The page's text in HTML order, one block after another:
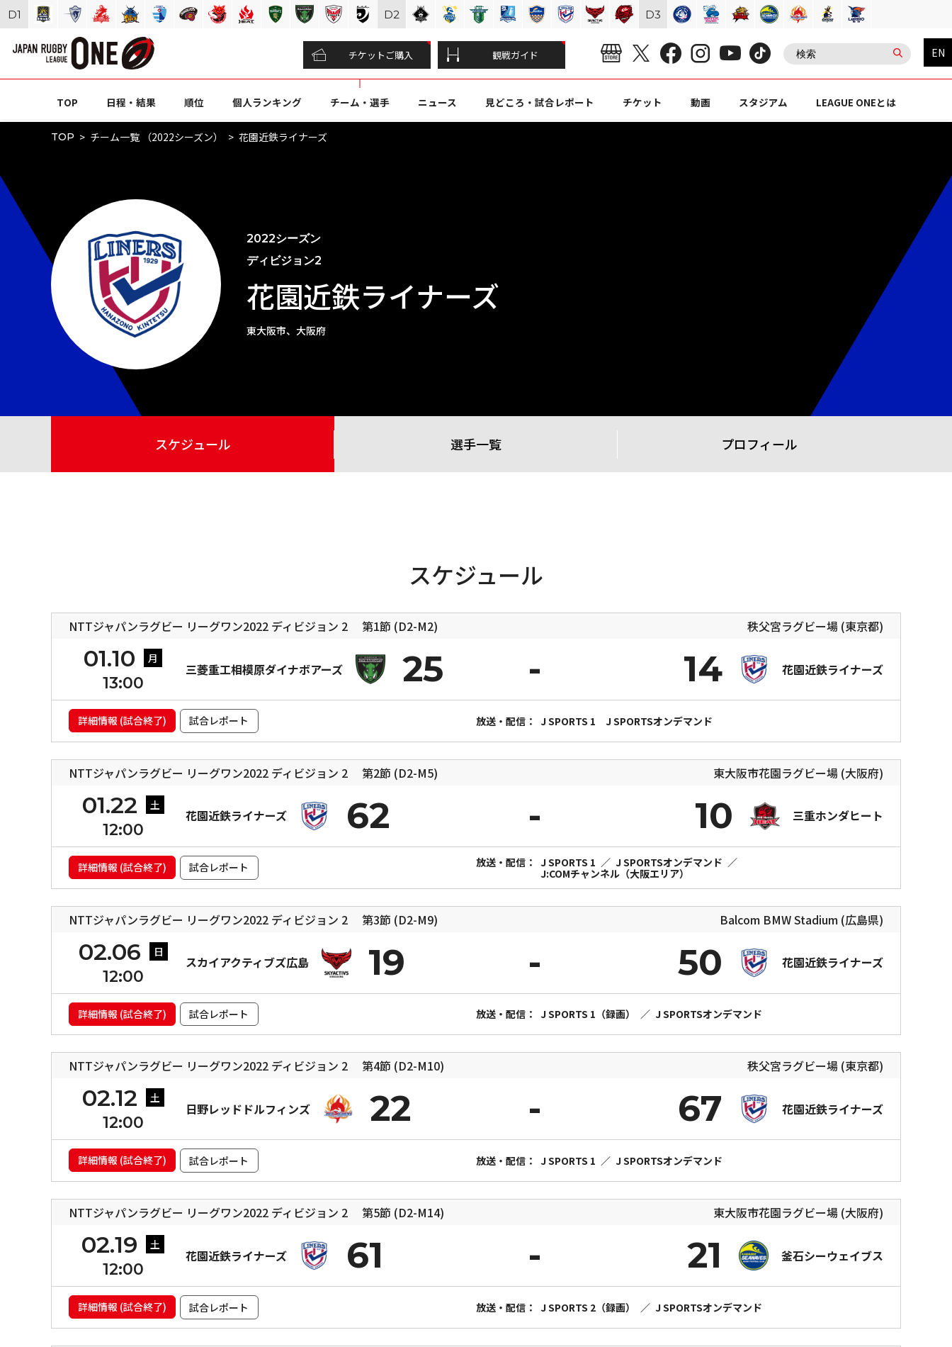
チケットご購入 観戦ガイド EN
TOP 日程・結果 順位 個人ランキング チーム・選手 ニュース 見どころ・試合レポート チケット 動画 スタジアム LEAGUE ONEとは
TOP チーム一覧 （2022シーズン） 花園近鉄ライナーズ
2022シーズン
ディビジョン2
花園近鉄ライナーズ
東大阪市、大阪府
スケジュール 選手一覧 プロフィール
スケジュール
NTTジャパンラグビー リーグワン2022 ディビジョン 2 第1節 (D2-M2) 秩父宮ラグビー場 (東京都)
01.10 月
13:00
三菱重工相模原ダイナボアーズ 25 花園近鉄ライナーズ
14
詳細情報 (試合終了) 試合レポート 放送・配信： J SPORTS 1 J SPORTSオンデマンド
NTTジャパンラグビー リーグワン2022 ディビジョン 2 第2節 (D2-M5) 東大阪市花園ラグビー場 (大阪府)
01.22 土
12:00
花園近鉄ライナーズ 62 三重ホンダヒート
10
詳細情報 (試合終了) 試合レポート 放送・配信： J SPORTS 1 ／ J SPORTSオンデマンド ／
J:COMチャンネル（大阪エリア）
NTTジャパンラグビー リーグワン2022 ディビジョン 2 第3節 (D2-M9) Balcom BMW Stadium (広島県)
02.06 日
12:00
スカイアクティブズ広島 19 花園近鉄ライナーズ
50
詳細情報 (試合終了) 試合レポート 放送・配信： J SPORTS 1（録画） ／ J SPORTSオンデマンド
NTTジャパンラグビー リーグワン2022 ディビジョン 2 第4節 (D2-M10) 秩父宮ラグビー場 (東京都)
02.12 土
12:00
日野レッドドルフィンズ 22 花園近鉄ライナーズ
67
詳細情報 (試合終了) 試合レポート 放送・配信： J SPORTS 1 ／ J SPORTSオンデマンド
NTTジャパンラグビー リーグワン2022 ディビジョン 2 第5節 (D2-M14) 東大阪市花園ラグビー場 (大阪府)
02.19 土
12:00
花園近鉄ライナーズ 61 釜石シーウェイブス
21
詳細情報 (試合終了) 試合レポート 放送・配信： J SPORTS 2（録画） ／ J SPORTSオンデマンド
D1 D2 D3